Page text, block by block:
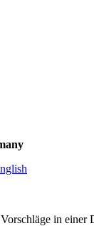
in einer